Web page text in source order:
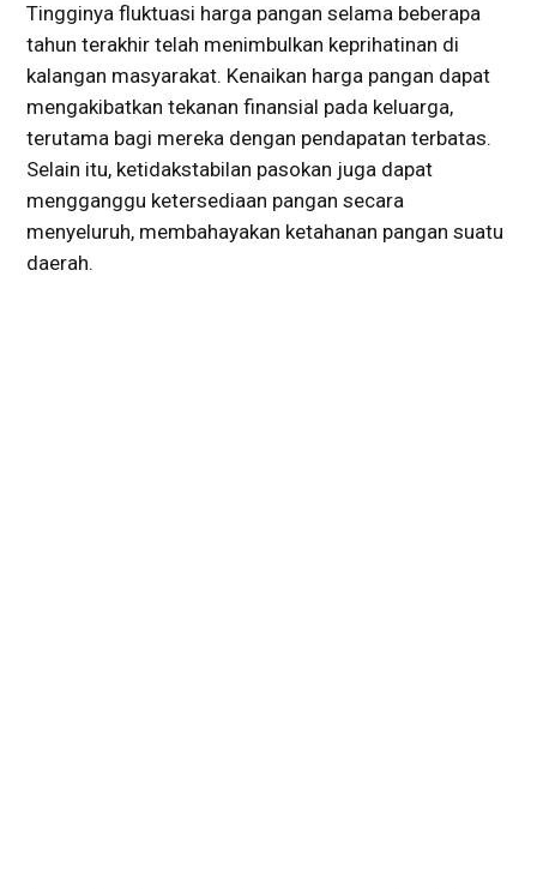
Tingginya fluktuasi harga pangan selama beberapa
tahun terakhir telah menimbulkan keprihatinan di
kalangan masyarakat. Kenaikan harga pangan dapat
mengakibatkan tekanan finansial pada keluarga,
terutama bagi mereka dengan pendapatan terbatas.
Selain itu, ketidakstabilan pasokan juga dapat
mengganggu ketersediaan pangan secara
menyeluruh, membahayakan ketahanan pangan suatu
daerah.